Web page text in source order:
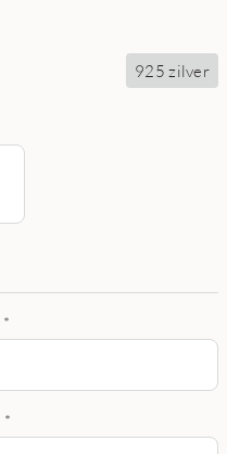
925 zilver
*
*